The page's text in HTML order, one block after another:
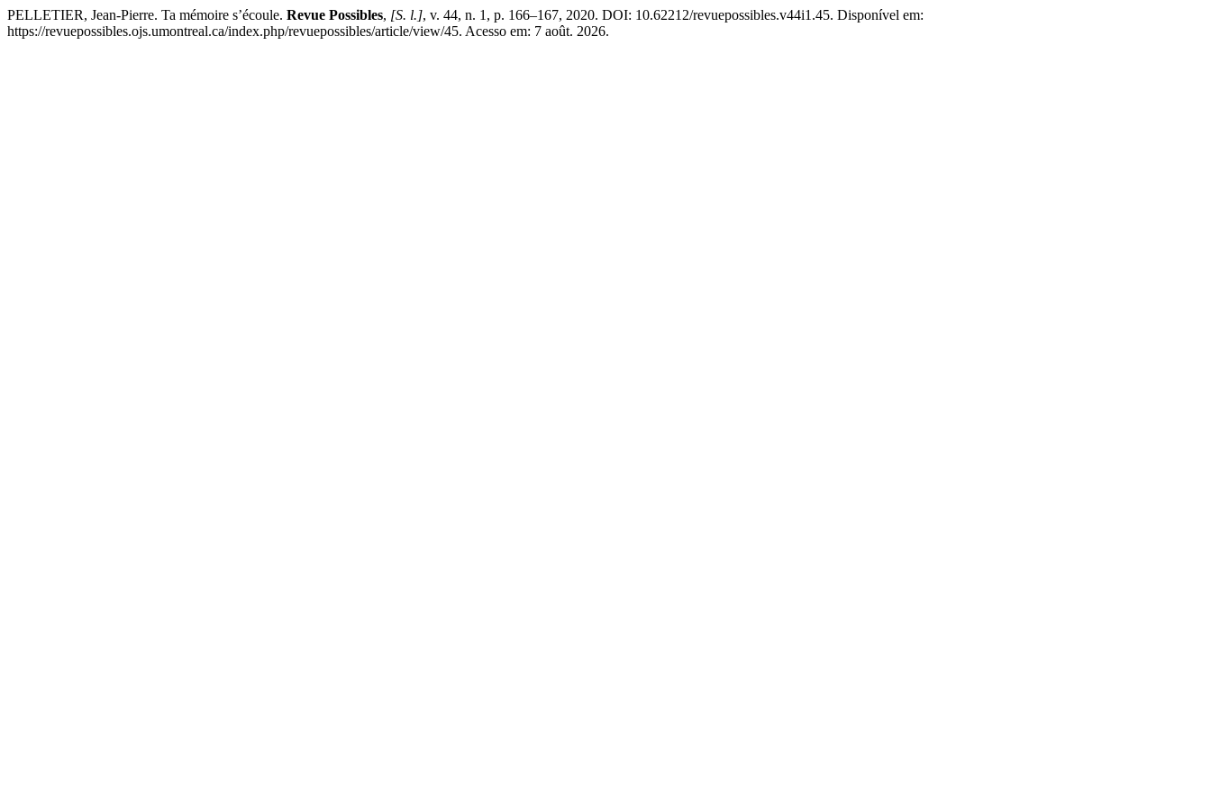
PELLETIER, Jean-Pierre. Ta mémoire s’écoule. Revue Possibles, [S. l.], v. 44, n. 1, p. 166–167, 2020. DOI: 10.62212/revuepossibles.v44i1.45. Disponível em:
https://revuepossibles.ojs.umontreal.ca/index.php/revuepossibles/article/view/45. Acesso em: 7 août. 2026.